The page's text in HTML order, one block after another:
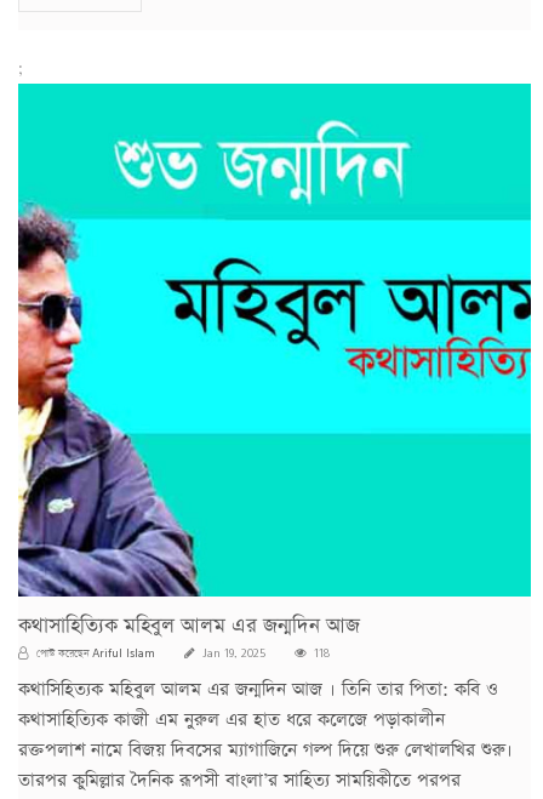
;
কথাসাহিত্যিক মহিবুল আলম এর জন্মদিন আজ
পোস্ট করেছেনAriful Islam Jan 19, 2025 118
কথাসিহিত্যক মহিবুল আলম এর জন্মদিন আজ । তিনি তার পিতা: কবি ও
কথাসাহিত্যিক কাজী এম নুরুল এর হাত ধরে কলেজে পড়াকালীন
রক্তপলাশ নামে বিজয় দিবসের ম্যাগাজিনে গল্প দিয়ে শুরু লেখালখির শুরু।
তারপর কুমিল্লার দৈনিক রূপসী বাংলা’র সাহিত্য সাময়িকীতে পরপর